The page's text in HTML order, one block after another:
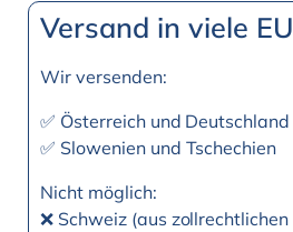
Versand in viele
Wir versenden:
✅ Österreich und Deutschland
✅ Slowenien und Tschechien
Nicht möglich:
❌ Schweiz (aus